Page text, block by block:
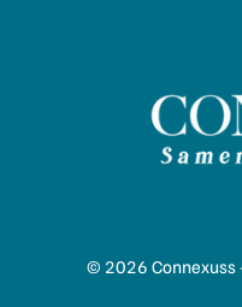
© 2026 Connexuss